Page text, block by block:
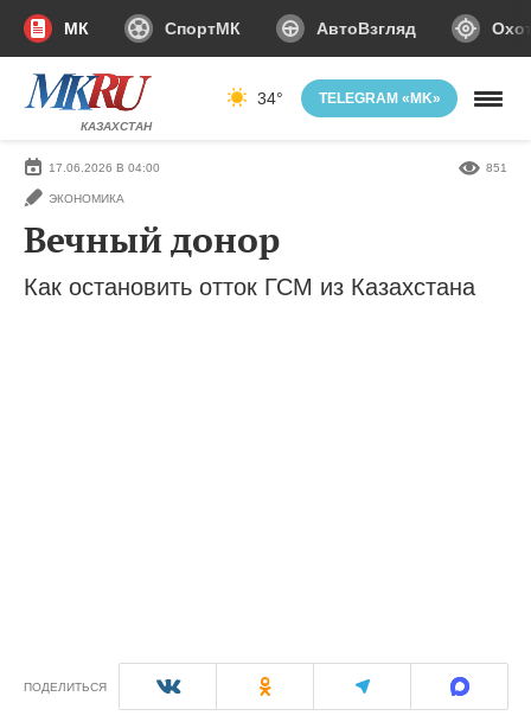
МК СпортМК АвтоВзгляд
КАЗАХСТАН
34° TELEGRAM «MK»
17.06.2026 В 04:00
ЭКОНОМИКА
851
Вечный донор
Как остановить отток ГСМ из Казахстана
ПОДЕЛИТЬСЯ